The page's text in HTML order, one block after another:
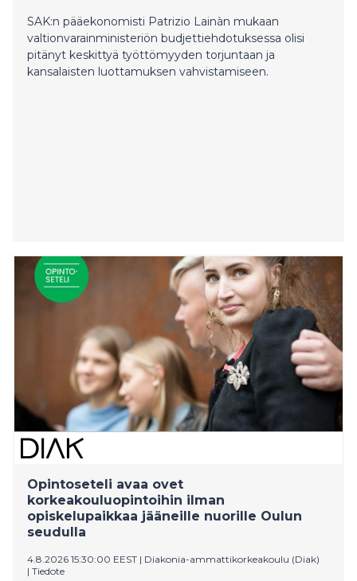
SAK:n pääekonomisti Patrizio Lainàn mukaan
valtionvarainministeriön budjettiehdotuksessa olisi
pitänyt keskittyä työttömyyden torjuntaan ja
kansalaisten luottamuksen vahvistamiseen.
Opintoseteli avaa ovet
korkeakouluopintoihin ilman
opiskelupaikkaa jääneille nuorille Oulun
seudulla
4.8.2026 15:30:00 EEST | Diakonia-ammattikorkeakoulu (Diak)
| Tiedote